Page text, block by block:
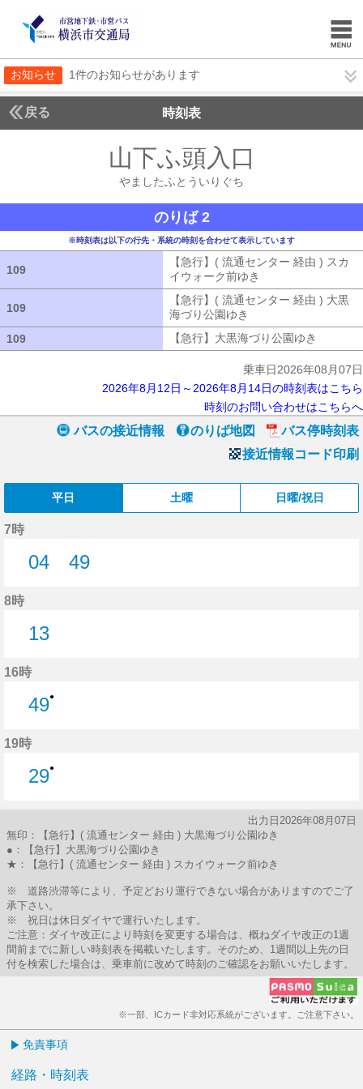
お知らせ 1件のお知らせがあります
戻る 時刻表
山下ふ頭入口
やましたふとういりぐち
のりば 2
※時刻表は以下の行先・系統の時刻を合わせて表示しています
109
【急行】( 流通センター 経由 ) スカ
イウォーク前ゆき
109
【急行】( 流通センター 経由 ) 大黒
海づり公園ゆき
109
【急行】大黒海づり公園ゆき
乗車日2026年08月07日
2026年8月12日～2026年8月14日の時刻表はこちら
時刻のお問い合わせはこちらへ
バスの接近情報 のりば地図
バス停時刻表
接近情報コード印刷
平日 土曜 日曜/祝日
7時
04
49
8時
13
16時
49●
19時
29●
出力日2026年08月07日
無印：【急行】( 流通センター 経由 ) 大黒海づり公園ゆき
●：【急行】大黒海づり公園ゆき
★：【急行】( 流通センター 経由 ) スカイウォーク前ゆき
※ 道路渋滞等により、予定どおり運行できない場合がありますのでご了
承下さい。
※ 祝日は休日ダイヤで運行いたします。
ご注意：ダイヤ改正により時刻を変更する場合は、概ねダイヤ改正の1週
間前までに新しい時刻表を掲載いたします。そのため、1週間以上先の日
付を検索した場合は、乗車前に改めて時刻のご確認をお願いいたします。
※一部、ICカード非対応系統がございます。ご注意下さい。
免責事項
経路・時刻表